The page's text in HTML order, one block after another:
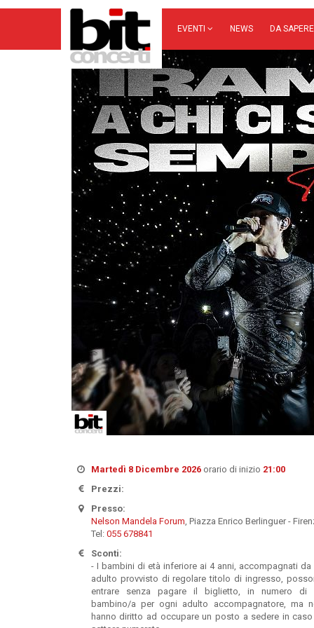
EVENTI NEWS DA SAPERE
Martedì 8 Dicembre 2026orario di inizio 21:00
Prezzi:
Presso:
Nelson Mandela Forum, Piazza Enrico Berlinguer -
Tel: 055 678841
Sconti:
- I bambini di età inferiore ai 4 anni, accompagnati da
adulto provvisto di regolare titolo di ingresso,
entrare senza pagare il biglietto, in numero di
bambino/a per ogni adulto accompagnatore, ma
hanno diritto ad occupare un posto a sedere in